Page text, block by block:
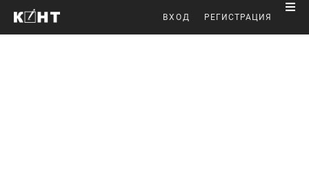
ВХОД РЕГИСТРАЦИЯ